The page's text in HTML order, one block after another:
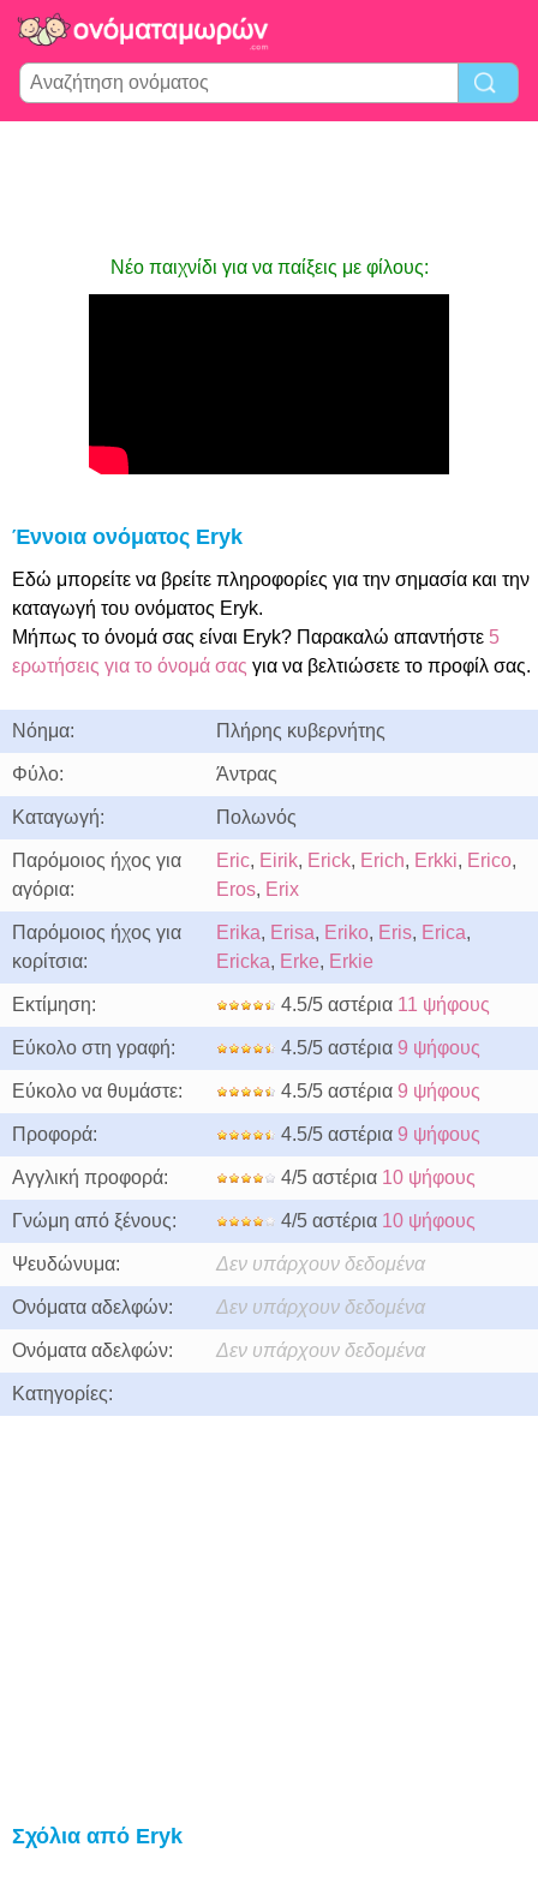
Νέο παιχνίδι για να παίξεις με φίλους:
Έννοια ονόματος Eryk
Εδώ μπορείτε να βρείτε πληροφορίες για την σημασία και την
καταγωγή του ονόματος Eryk.
Μήπως το όνομά σας είναι Eryk? Παρακαλώ απαντήστε 5
ερωτήσεις για το όνομά σας για να βελτιώσετε το προφίλ σας.
Νόημα: Πλήρης κυβερνήτης
Φύλο: Άντρας
Καταγωγή: Πολωνός
Παρόμοιος ήχος για
αγόρια:
Eric, Eirik, Erick, Erich, Erkki, Erico,
Eros, Erix
Παρόμοιος ήχος για
κορίτσια:
Erika, Erisa, Eriko, Eris, Erica,
Ericka, Erke, Erkie
Εκτίμηση: 4.5/5 αστέρια 11 ψήφους
Εύκολο στη γραφή: 4.5/5 αστέρια 9 ψήφους
Εύκολο να θυμάστε: 4.5/5 αστέρια 9 ψήφους
Προφορά: 4.5/5 αστέρια 9 ψήφους
Αγγλική προφορά: 4/5 αστέρια 10 ψήφους
Γνώμη από ξένους: 4/5 αστέρια 10 ψήφους
Ψευδώνυμα: Δεν υπάρχουν δεδομένα
Ονόματα αδελφών: Δεν υπάρχουν δεδομένα
Ονόματα αδελφών: Δεν υπάρχουν δεδομένα
Κατηγορίες:
Σχόλια από Eryk